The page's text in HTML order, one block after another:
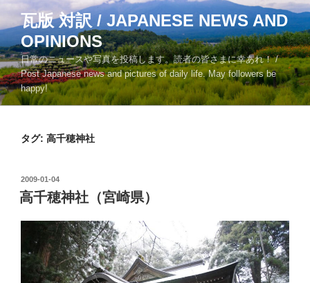
ン
ン
ツ
へ
ス
瓦版 対訳 / JAPANESE NEWS AND
OPINIONS
日常のニュースや写真を投稿します。読者の皆さまに幸あれ！ /
Post Japanese news and pictures of daily life. May followers be
happy!
タグ: 高千穂神社
投
稿
日:
2009-01-04
高千穂神社（宮崎県）